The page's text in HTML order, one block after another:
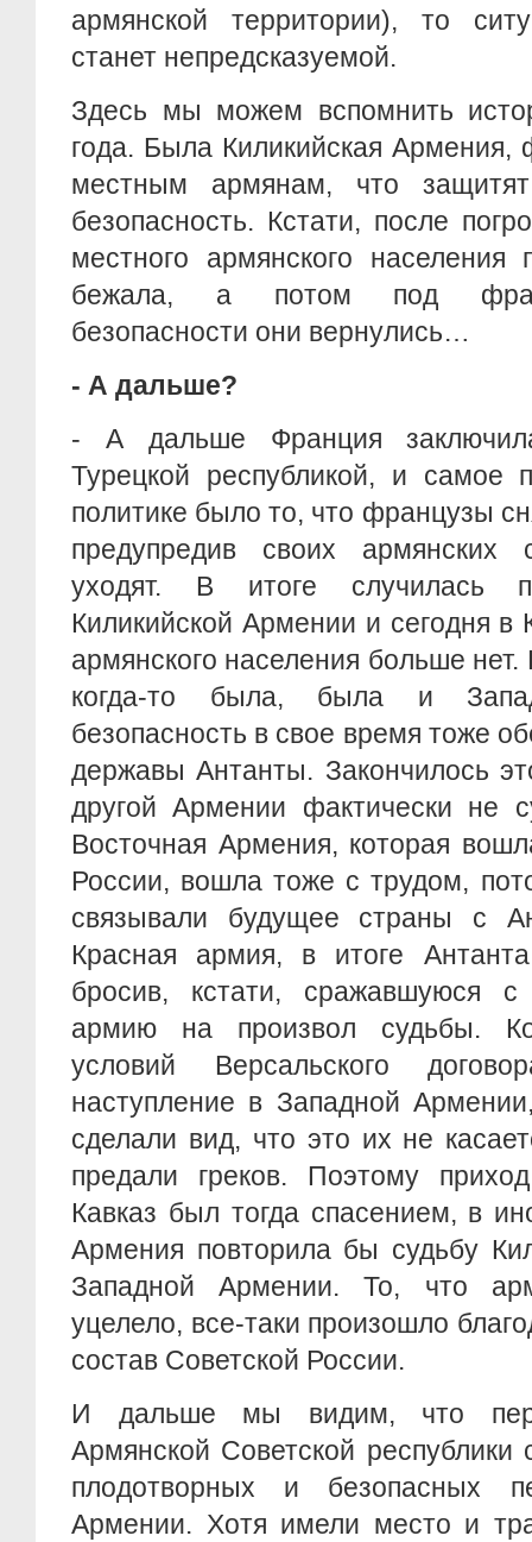
армянской территории), то
станет непредсказуемой.
Здесь мы можем вспомнить
года. Была Киликийская
местным армянам, что
безопасность. Кстати, после
местного армянского
бежала, а потом под
безопасности они вернулись…
- А дальше?
- А дальше Франция
Турецкой республикой, и самое
политике было то, что французы
предупредив своих армянских
уходят. В итоге случилась
Киликийской Армении и сегодня в
армянского населения больше
когда-то была, была и
безопасность в свое время тоже
державы Антанты. Закончилось
другой Армении фактически не
Восточная Армения, которая
России, вошла тоже с трудом,
связывали будущее страны с
Красная армия, в итоге
бросив, кстати, сражавшуюся
армию на произвол судьбы.
условий Версальского
наступление в Западной
сделали вид, что это их не
предали греков. Поэтому
Кавказ был тогда спасением, в
Армения повторила бы судьбу
Западной Армении. То, что
уцелело, все-таки произошло
состав Советской России.
И дальше мы видим, что
Армянской Советской
плодотворных и безопасных
Армении. Хотя имели место и